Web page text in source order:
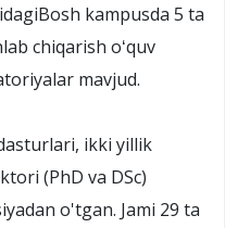
kampusda 5 ta
chiqarish oʻquv
mavjud.
ikki yillik
(PhD va DSc)
o'tgan. Jami 29 ta